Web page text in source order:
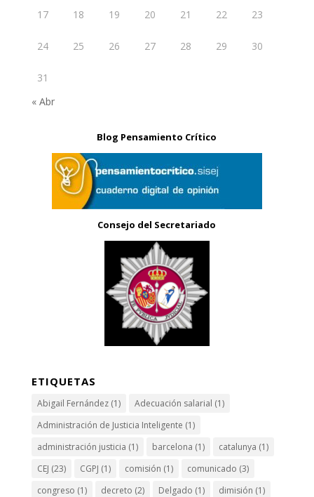
17 18 19 20 21 22 23
24 25 26 27 28 29 30
31
« Abr
Blog Pensamiento Crítico
Consejo del Secretariado
ETIQUETAS
Abigail Fernández(1) Adecuación salarial (1)
Administración de Justicia Inteligente (1)
administración justicia (1) barcelona (1) catalunya (1)
CEJ (23) CGPJ (1) comisión (1) comunicado (3)
congreso (1) decreto (2) Delgado (1) dimisión (1)